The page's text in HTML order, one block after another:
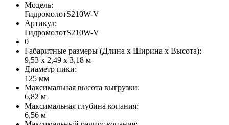
Модель:
ГидромолотS210W-V
Артикул:
ГидромолотS210W-V
0
Габаритные размеры (Длина х Ширина х Высота):
9,53 х 2,49 х 3,18 м
Диаметр пики:
125 мм
Максимальная высота выгрузки:
6,82 м
Максимальная глубина копания:
6,56 м